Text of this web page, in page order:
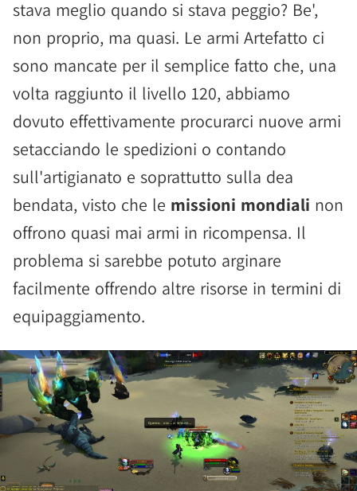
stava meglio quando si stava peggio? Be',
non proprio, ma quasi. Le armi Artefatto ci
sono mancate per il semplice fatto che, una
volta raggiunto il livello 120, abbiamo
dovuto effettivamente procurarci nuove armi
setacciando le spedizioni o contando
sull'artigianato e soprattutto sulla dea
bendata, visto che le missioni mondiali non
offrono quasi mai armi in ricompensa. Il
problema si sarebbe potuto arginare
facilmente offrendo altre risorse in termini di
equipaggiamento.